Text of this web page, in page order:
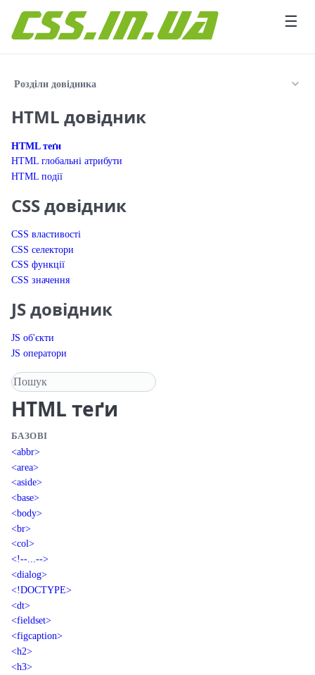
☰
Розділи довідника
HTML довідник
HTML теґи
HTML глобальні атрибути
HTML події
CSS довідник
CSS властивості
CSS селектори
CSS функції
CSS значення
JS довідник
JS об'єкти
JS оператори
Пошук у довіднику
HTML теґи
БАЗОВІ
<abbr>
<area>
<aside>
<base>
<body>
<br>
<col>
<!--...-->
<dialog>
<!DOCTYPE>
<dt>
<fieldset>
<figcaption>
<h2>
<h3>